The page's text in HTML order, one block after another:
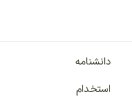
دانشنامه
استخدام